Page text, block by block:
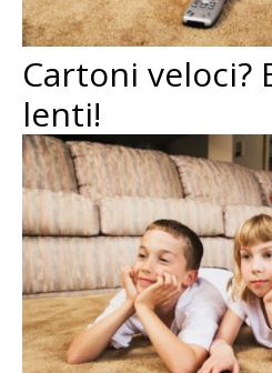
Cartoni veloci?
lenti!